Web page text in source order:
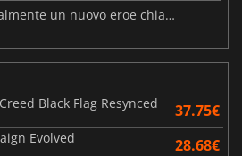
For Honor lancia ufficialmente un nuovo eroe chiamato Arakure
Black Flag Resynced
37.75€
Evolved 28.68€